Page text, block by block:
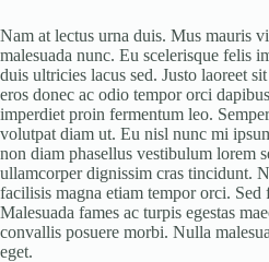
Nam at lectus urna duis. Mus mauris
malesuada nunc. Eu scelerisque felis
duis ultricies lacus sed. Justo laoreet
eros donec ac odio tempor orci
imperdiet proin fermentum leo.
volutpat diam ut. Eu nisl nunc mi
non diam phasellus vestibulum lorem
ullamcorper dignissim cras tincidunt.
facilisis magna etiam tempor orci. Sed
Malesuada fames ac turpis egestas
convallis posuere morbi. Nulla
eget.